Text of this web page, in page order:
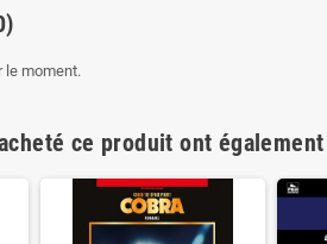
le moment.
ce produit ont